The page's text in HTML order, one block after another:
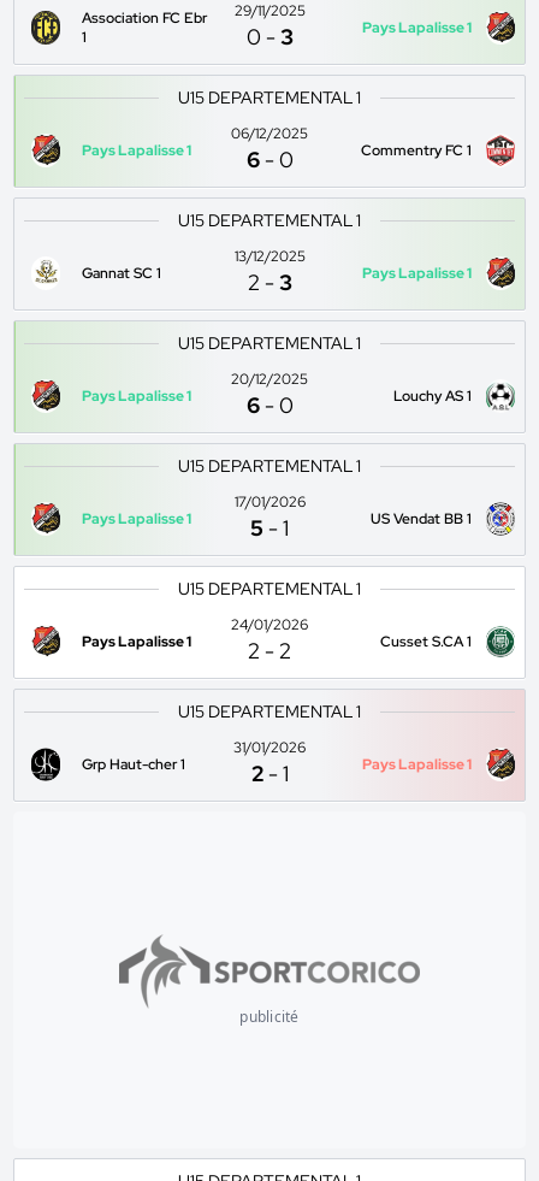
Association FC Ebr
1
29/11/2025
0 -3 Pays Lapalisse 1
U15 DEPARTEMENTAL 1
Pays Lapalisse 1
06/12/2025
6 -0 Commentry FC 1
U15 DEPARTEMENTAL 1
Gannat SC 1
13/12/2025
2 -3 Pays Lapalisse 1
U15 DEPARTEMENTAL 1
Pays Lapalisse 1
20/12/2025
6 -0 Louchy AS 1
U15 DEPARTEMENTAL 1
Pays Lapalisse 1
17/01/2026
5 -1 US Vendat BB 1
U15 DEPARTEMENTAL 1
Pays Lapalisse 1
24/01/2026
2 -2 Cusset S.CA 1
U15 DEPARTEMENTAL 1
Grp Haut-cher 1
31/01/2026
2 -1 Pays Lapalisse 1
publicité